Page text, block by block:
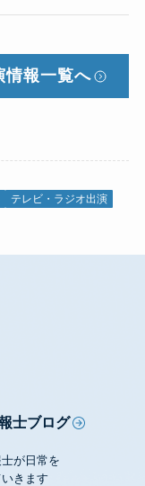
情報一覧へ
テレビ・ラジオ出演
士ブログ
が日常を
きます